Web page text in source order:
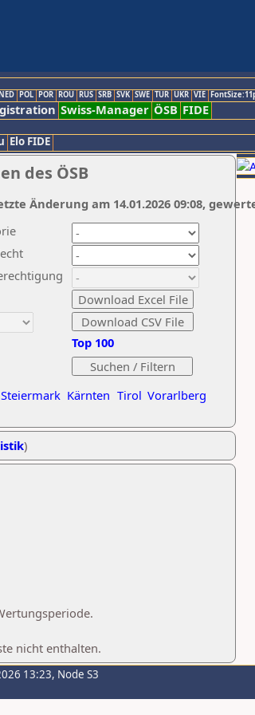
POL POR ROU RUS SRB SVK SWE TUR UKR VIE
Swiss-Manager ÖSB FIDE
Elo FIDE
des ÖSB
Steiermark Kärnten Tirol Vorarlberg
Top 100
Änderung am 14.01.2026 09:08,
)
nicht enthalten.
13:23, Node S3